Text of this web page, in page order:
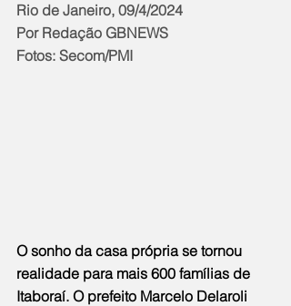
Rio de Janeiro, 09/4/2024
Por Redação GBNEWS
Fotos: Secom/PMI
O sonho da casa própria se tornou
realidade para mais 600 famílias de
Itaboraí. O prefeito Marcelo Delaroli